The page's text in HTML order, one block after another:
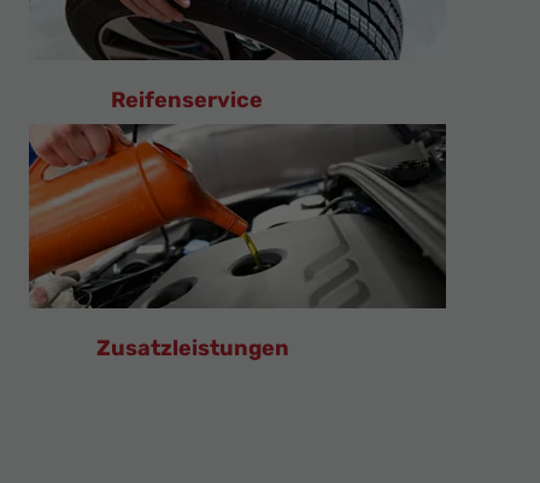
Reifenservice
Zusatzleistungen